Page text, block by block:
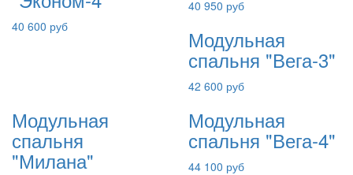
40 600 руб
40 950 руб
Модульная
спальня "Вега-3"
42 600 руб
Модульная
спальня
"Милана"
Модульная
спальня "Вега-4"
44 100 руб